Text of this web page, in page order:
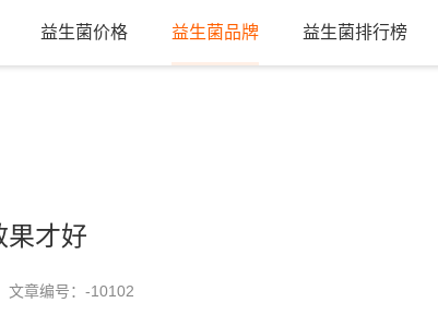
益生菌价格 益生菌品牌 益生菌排行榜
果才好
文章编号： -10102